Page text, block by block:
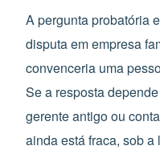
A pergunta probatória
disputa em empresa
convenceria uma
Se a resposta
gerente antigo ou
ainda está fraca, sob